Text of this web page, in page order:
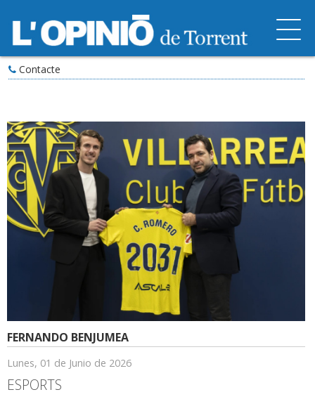
Contacte
FERNANDO BENJUMEA
Lunes, 01 de Junio de 2026
ESPORTS